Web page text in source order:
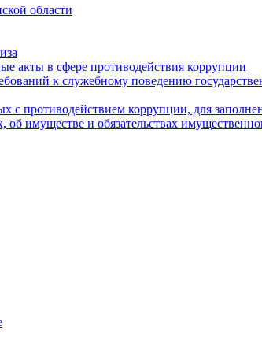
области
акты в сфере противодействия коррупции
к служебному поведению
с противодействием коррупции, для
об имуществе и обязательствах